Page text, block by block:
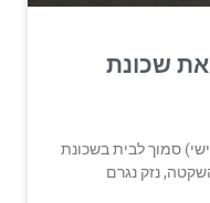
את שכונת
סמוך לבית בשכונת
נזק נגרם